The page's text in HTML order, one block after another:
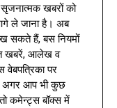
खबरों को
ले जाना है। अब
सकते हैं, बस नियमों
खबरें, आलेख व
वेबपत्रिका पर
अगर आप भी कुछ
कमेन्ट्स बॉक्स में